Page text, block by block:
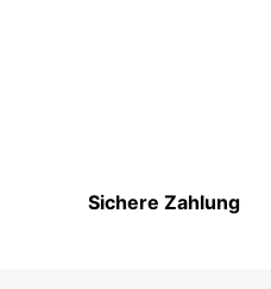
Sichere Zahlung